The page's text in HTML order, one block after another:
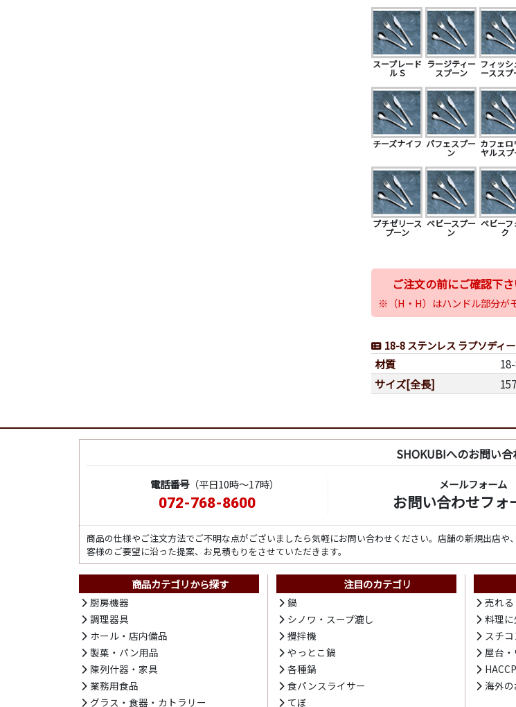
スープレード
ル S
ラージティー
スプーン
フィッシ
ーススプ
チーズナイフ パフェスプー
ン
カフェロ
ヤルスプ
プチゼリース
プーン
ベビースプー
ン
ベビーフ
ク
ご注文の前にご確認下
※（H・H）はハンドル部分が
18-8 ステンレス ラプソディ
材質
サイズ[全長]
SHOKUBIへのお問い合
電話番号（平日10時～17時）
072-768-8600
メールフォーム
お問い合わせフォ
商品の仕様やご注文方法でご不明な点がございましたら気軽にお問い合わせください。店舗の新規出店
客様のご要望に沿った提案、お見積もりをさせていただきます。
商品カテゴリから探す
厨房機器
調理器具
ホール・店内備品
製菓・パン用品
陳列什器・家具
業務用食品
グラス・食器・カトラリー
注目のカテゴリ
鍋
シノワ・スープ漉し
攪拌機
やっとこ鍋
各種鍋
食パンスライサー
てぼ
売れ
料理
スチ
屋台
海外